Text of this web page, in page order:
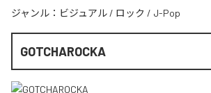
ジャンル： ビジュアル / ロック / J-Pop
GOTCHAROCKA